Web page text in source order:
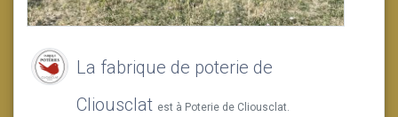
La fabrique de poterie de
Cliousclat est à Poterie de Cliousclat.